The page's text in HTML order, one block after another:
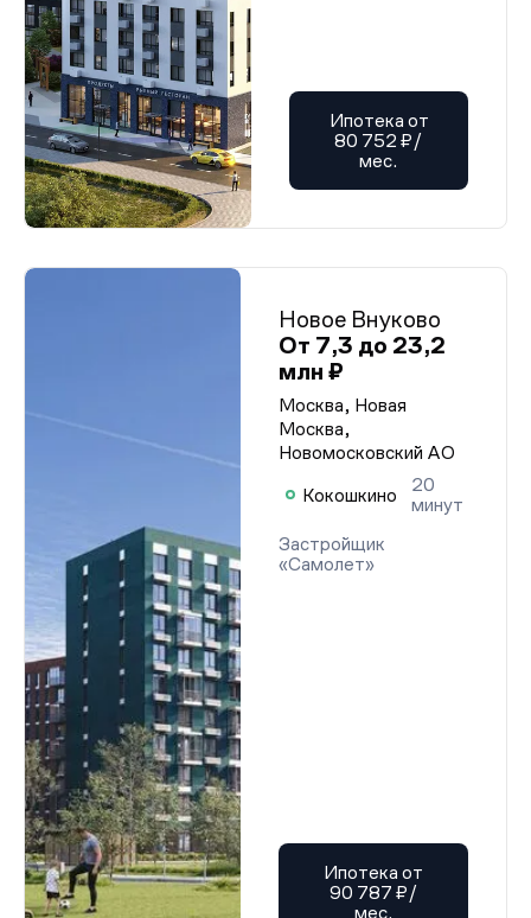
Ипотека от
80 752 ₽/
мес.
Новое Внуково
От 7,3 до 23,2
млн ₽
Москва, Новая
Москва,
Новомосковский АО
Кокошкино
20
минут
Застройщик
«Самолет»
Ипотека от
90 787 ₽/
мес.